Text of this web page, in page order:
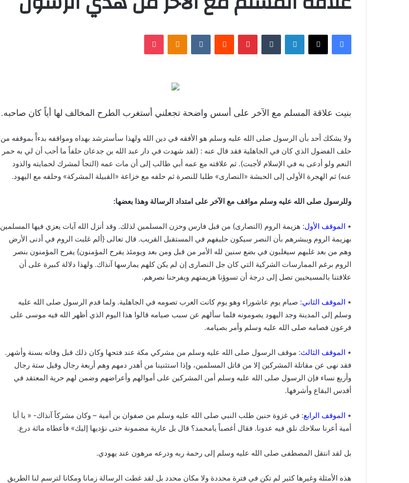
فيسبوك لينكدإن بينتيريست
بنيت علاقة المسلم مع الآخر على أسس واضحة تجعلني أستغرب الطرح المخالف لها أياً كان صاحبه.
ولا يشكك أحد بأن الرسول صلى الله عليه وسلم هو الأفقه في دين الله ولهذا سأسترشد بهداه ومواقفه بدءآً بموقفه من
حلف الفضول الذي كان في الجاهلية فقد قال عنه : (لقد شهدت في دار عبد الله بن جدعان حلفاً ما أحب أن لي به حمر
النعم ولو أدعى به في الإسلام لأجبت). ثم علاقته مع عمه أبي طالب إلى أن مات عمه (التجأ لمشرك لحمايته والذود
عنه) ثم الهجرة الأولى إلى الحبشة «النصارى» طلبا للنصرة ثم حلفه مع خزاعة «القبيلة المشركة» وحلفه مع اليهود.
وللرسول صلى الله عليه وسلم مواقف مع الآخر على امتداد الرسالة وهذا بعضها:
٭ الموقف الأول: هزيمة الروم (النصارى) من قبل فارس وحزن المسلمين لذلك. وقد أنزل الله آيات يعزي فيها المسلمين
بهزيمة الروم ويبشرهم بأن النصر سيكون حليفهم في المستقبل القريب. قال تعالى {ألم غلبت الروم في أدنى الأرض
وهم من بعد غلبهم سيغلبون في بضع سنين لله الأمر من قبل ومن بعد ويومئذ يفرح المؤمنون} يفرح المؤمنون بنصر
الروم برغم الممارسات الشركية التي كان جل النصارى إن لم يكن كلهم يمارسها آنذاك. ولهذا دلالة كبيرة على أن
علاقتنا بالمسيحيين تصل إلى درجة أن تسوؤنا هزيمتهم ويفرحنا نصرهم.
٭ الموقف الثاني: صيام يوم عاشوراء وهو يوم كانت العرب تصومه في الجاهلية. ولما قدم الرسول صلى الله عليه
وسلم إلى المدينة وجد اليهود يصومونه فلما سألهم عن سبب صيامه قالوا هذا اليوم الذي أظهر الله فيه موسى على
فرعون فصامه صلى الله عليه وسلم وأمر بصيامه.
٭ الموقف الثالث: موقف الرسول صلى الله عليه وسلم من مشركي مكة عند فتحها وكان ذلك قبل وفاته بسنة وأشهر.
فقد نهى عن مقاتلة المشركين إلا من قاتل المسلمين، وإذا استثنينا من أهدر دمهم وهم أربعة رجال وقيل ستة رجال
وأربع نساء فإن الرسول صلى الله عليه وسلم أمن المشركين على أموالهم وأعراضهم وضمن لهم حرية المعتقد في
أقدس البقاع وأشرفها.
٭ الموقف الرابع: في غزوة حنين طلب النبي صلى الله عليه وسلم من صفوان بن أمية – وكان مشركاً آنذاك- « يا أبا
أمية أعرنا سلاحك نلق فيه عدونا. فقال أغصباً يامحمد؟ قال بل عارية مضمونة حتى نؤديها إليك» فأعطاه مائة درع.
بل لقد انتقل المصطفى صلى الله عليه وسلم إلى رحمة ربه ودرعه مرهون عند يهودي.
هذه الأمثلة وغيرها كثير لم تكن في فترة محددة ولا مكان محدد بل لقد غطت الرسالة زمانا ومكانا لترسم لنا الطريق